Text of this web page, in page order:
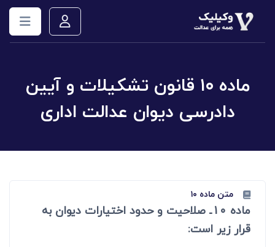
ماده ۱۰ قانون تشکیلات و آیین
دادرسی دیوان عدالت اداری
متن ماده ۱۰
ماده 10ـ صلاحیت و حدود اختیارات دیوان به
قرار زیر است: